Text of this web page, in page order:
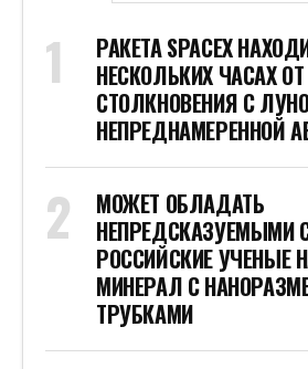
РАКЕТА SPACEX
НЕСКОЛЬКИХ ЧАСАХ ОТ
СТОЛКНОВЕНИЯ С
НЕПРЕДНАМЕРЕННОЙ
МОЖЕТ ОБЛАДАТЬ
НЕПРЕДСКАЗУЕМЫМИ
РОССИЙСКИЕ УЧЕНЫЕ
МИНЕРАЛ С
ТРУБКАМИ